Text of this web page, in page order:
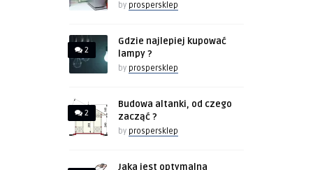
by prospersklep
2
Gdzie najlepiej kupować
lampy ?
by prospersklep
2
Budowa altanki, od czego
zacząć ?
by prospersklep
Jaka jest optymalna